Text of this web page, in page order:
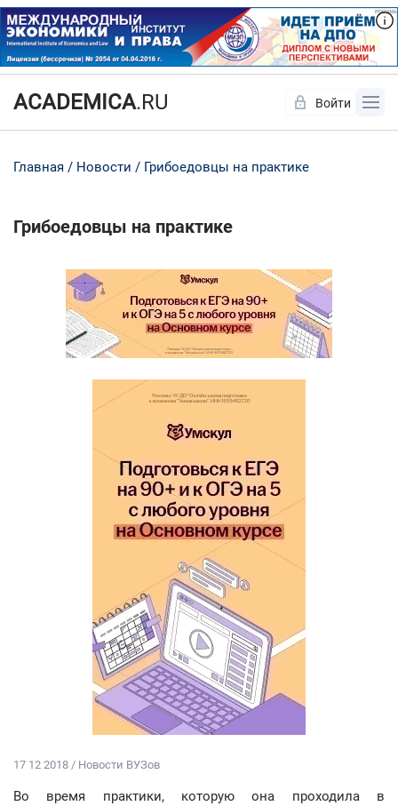
ACADEMICA.RU Войти
Главная Новости Грибоедовцы на практике
Грибоедовцы на практике
17 12 2018 / Новости ВУЗов
Во время практики, которую она проходила в
Да Нет